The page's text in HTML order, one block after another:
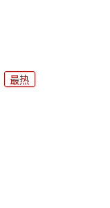
最热